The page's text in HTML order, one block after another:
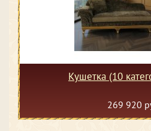
Кушетка (10
269 920